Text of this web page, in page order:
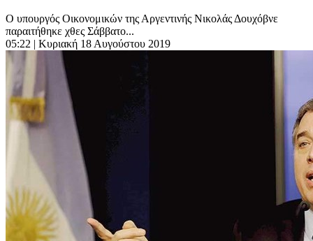
Ο υπουργός Οικονομικών της Αργεντινής Νικολάς Δουχόβνε
παραιτήθηκε χθες Σάββατο...
05:22 | Κυριακή 18 Αυγούστου 2019